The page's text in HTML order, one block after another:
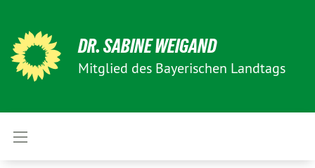
DR. SABINE WEIGAND
Mitglied des Bayerischen Landtags